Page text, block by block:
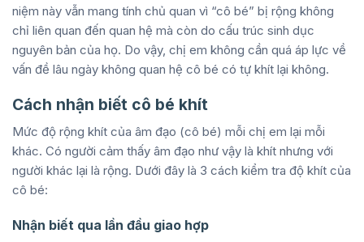
niệm này vẫn mang tính chủ quan vì “cô bé” bị rộng không
chỉ liên quan đến quan hệ mà còn do cấu trúc sinh dục
nguyên bản của họ. Do vậy, chị em không cần quá áp lực về
vấn đề lâu ngày không quan hệ cô bé có tự khít lại không.
Cách nhận biết cô bé khít
Mức độ rộng khít của âm đạo (cô bé) mỗi chị em lại mỗi
khác. Có người cảm thấy âm đạo như vậy là khít nhưng với
người khác lại là rộng. Dưới đây là 3 cách kiểm tra độ khít của
cô bé:
Nhận biết qua lần đầu giao hợp